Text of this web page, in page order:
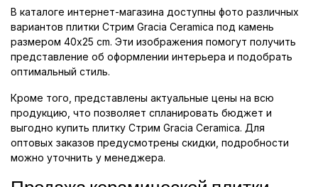
В каталоге интернет-магазина доступны фото различных
вариантов плитки Стрим Gracia Ceramica под камень
размером 40x25 cm. Эти изображения помогут получить
представление об оформлении интерьера и подобрать
оптимальный стиль.
Кроме того, представлены актуальные цены на всю
продукцию, что позволяет спланировать бюджет и
выгодно купить плитку Стрим Gracia Ceramica. Для
оптовых заказов предусмотрены скидки, подробности
можно уточнить у менеджера.